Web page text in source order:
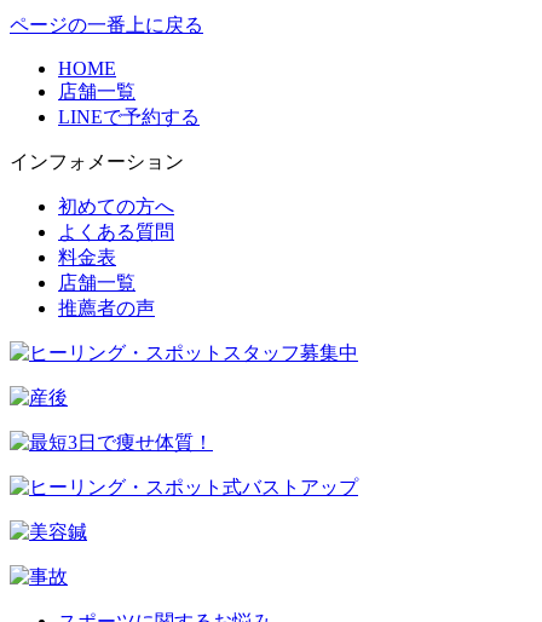
ページの一番上に戻る
HOME
店舗一覧
LINEで予約する
インフォメーション
初めての方へ
よくある質問
料金表
店舗一覧
推薦者の声